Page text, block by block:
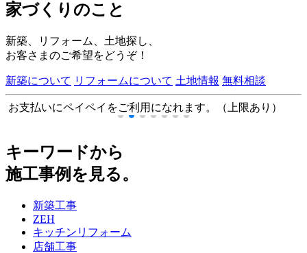
家づくりのこと
新築、リフォーム、土地探し、
お客さまのご希望をどうぞ！
新築について リフォームについて 土地情報 無料相談
お支払いにペイペイをご利用になれます。（上限あり）
キーワードから
施工事例を見る。
新築工事
ZEH
キッチンリフォーム
店舗工事